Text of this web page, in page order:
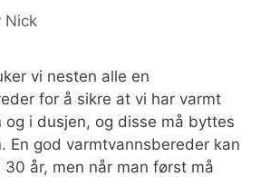
Nick
vi nesten alle en
for å sikre at vi har varmt
og i dusjen, og disse må byttes
En god varmtvannsbereder kan
år, men når man først må